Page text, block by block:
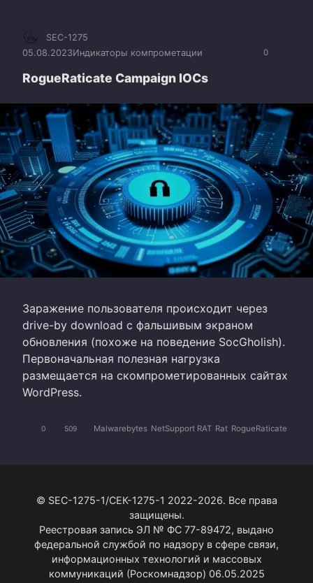
0
SEC-1275
05.08.2023Индикаторы компрометации
RogueRaticate Campaign IOCs
Заражение пользователя происходит через
drive-by download с фальшивым экраном
обновления (похоже на поведение SocGholish).
Первоначальная полезная нагрузка
размещается на скомпрометированных сайтах
WordPress.
0 509 Malwarebytes NetSupport RAT Rat RogueRaticate
© SEC-1275-1/СЕК-1275-1 2022-2026. Все права
защищены.
Реестровая запись ЭЛ № ФС 77-89472, выдано
федеральной службой по надзору в сфере связи,
информационных технологий и массовых
коммуникаций (Роскомнадзор) 06.05.2025